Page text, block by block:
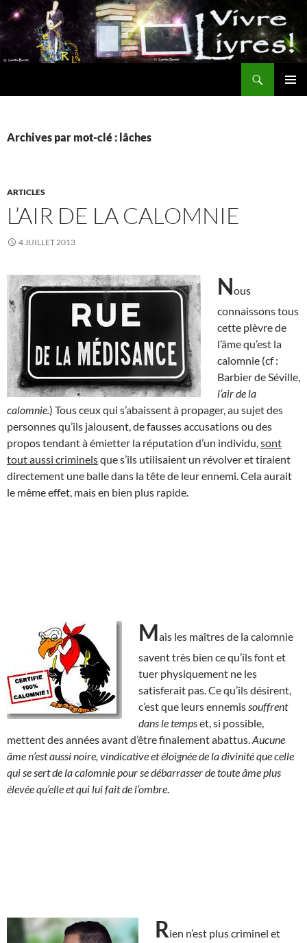
Aller
au
contenu
Archives par mot-clé : lâches
ARTICLES
L’AIR DE LA CALOMNIE
4 JUILLET 2013
Nous
connaissons tous
cette plèvre de
l’âme qu’est la
calomnie (cf :
Barbier de Séville,
l’air de la
calomnie.) Tous ceux qui s’abaissent à propager, au sujet des
personnes qu’ils jalousent, de fausses accusations ou des
propos tendant à émietter la réputation d’un individu, sont
tout aussi criminelsque s’ils utilisaient un révolver et tiraient
directement une balle dans la tête de leur ennemi. Cela aurait
le même effet, mais en bien plus rapide.
Mais les maîtres de la calomnie
savent très bien ce qu’ils font et
tuer physiquement ne les
satisferait pas. Ce qu’ils désirent,
c’est que leurs ennemis souffrent
dans le tempset, si possible,
mettent des années avant d’être finalement abattus. Aucune
âme n’est aussi noire, vindicative et éloignée de la divinité que celle
qui se sert de la calomnie pour se débarrasser de toute âme plus
élevée qu’elle et qui lui fait de l’ombre
Rien n’est plus criminel et